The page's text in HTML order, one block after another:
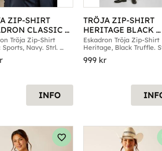
ZIP-SHIRT
CLASSIC
NAVY
Tröja Zip-Shirt
Sports, Navy. Strl.
INFO
TRÖJA ZIP-SHIRT
HERITAGE BLACK
TRUFFLE
Eskadron Tröja Zip-Shirt
Heritage, Black Truffle.
999 kr
Lägg till i favoriter